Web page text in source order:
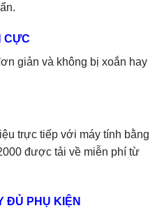
CỰC
giản và không bị xoắn hay
trực tiếp với máy tính bằng
được tải về miễn phí từ
ĐỦ PHỤ KIỆN